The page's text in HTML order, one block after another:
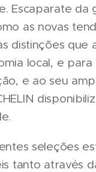
Escaparate da
as novas
distinções que
local, e
e ao seu
seleções
tanto através